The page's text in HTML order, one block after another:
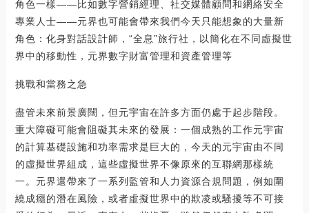
角色一樣——比如數字營銷經理、社交媒體顧問和網絡安全
專業人士——元界也可能會帶來我們今天只能想象的大量新
角色：化身對話設計師，“全息”旅行社，以簡化在不同虛擬世
界中的移動性，元界數字財富管理和資產管理等
挑戰和當務之急
盡管未來前景廣闊，但元宇宙在許多方面仍處于起步階段。
重大障礙可能會阻礙其未來的發展：一個成熟的工作元宇宙
的計算基礎設施和功率需求是巨大的，今天的元宇宙由不同
的虛擬世界組成，這些虛擬世界不像原來的互聯網那樣統
一。元界還帶來了一系列監管和人力資源合規問題，例如圍
繞成癮的潛在風險，或者虛擬世界中的欺凌或騷擾等不可接